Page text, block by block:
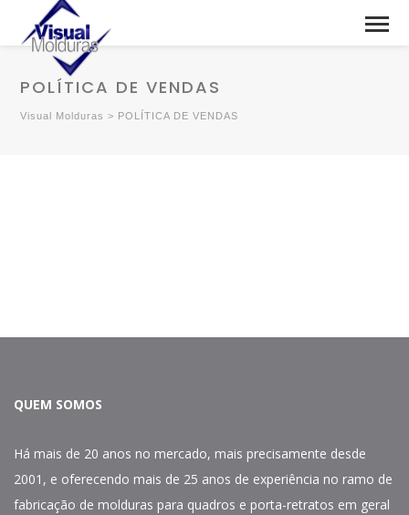
POLÍTICA DE VENDAS
Visual Molduras > POLÍTICA DE VENDAS
QUEM SOMOS
Há mais de 20 anos no mercado, mais precisamente desde
2001, e oferecendo mais de 25 anos de experiência no ramo de
fabricação de molduras para quadros e porta-retratos em geral